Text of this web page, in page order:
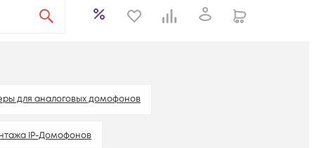
Расширенная гарантияРазовые выездные работы
Техническая поддержка
Контактная
для аналоговых домофонов
IP-Домофонов